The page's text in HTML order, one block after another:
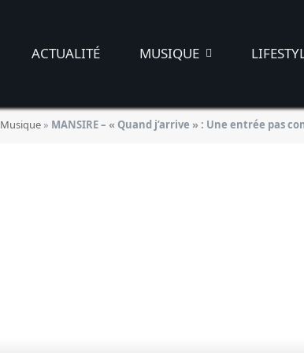
ACTUALITÉ MUSIQUE
Musique» MANSIRE – « Quand j’arrive » : Une entrée pas